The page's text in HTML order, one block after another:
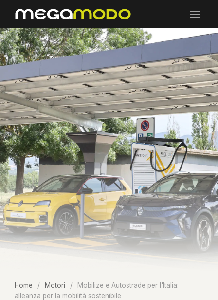
Home / Motori /
Mobilize e Autostrade per l'Italia:
alleanza per la mobilità sostenibile